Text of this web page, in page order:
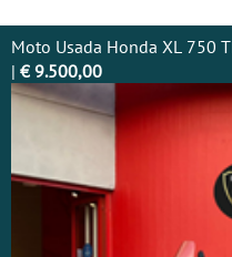
Moto Usada Honda XL 750
| € 9.500,00